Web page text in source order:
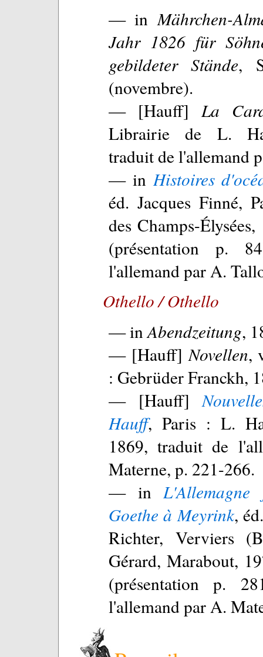
— inMährchen-
Jahr 1826 für
gebildeter Stände,
(novembre).
— [Hauff]La
Librairie de L.
traduit de l'allemand
— inHistoires
éd. Jacques Finné,
des Champs-
(présentation p.
l'allemand par A.
Othello / Othello
— inAbendzeitung,
— [Hauff]Novellen,
: Gebrüder Franckh,
— [Hauff]
Hauff, Paris : L.
1869, traduit de
Materne, p. 221-266.
— inL'Allemagne
Goethe à Meyrink,
Richter, Verviers
Gérard, Marabout,
(présentation p.
l'allemand par A.